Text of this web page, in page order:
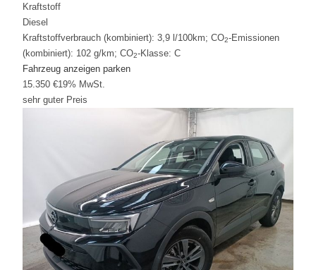
Kraftstoff
Diesel
Kraftstoffverbrauch (kombiniert):3,9 l/100km;CO2-Emissionen
(kombiniert): 102 g/km;CO2-Klasse:C
Fahrzeug anzeigen parken
15.350 €19% MwSt.
sehr guter Preis